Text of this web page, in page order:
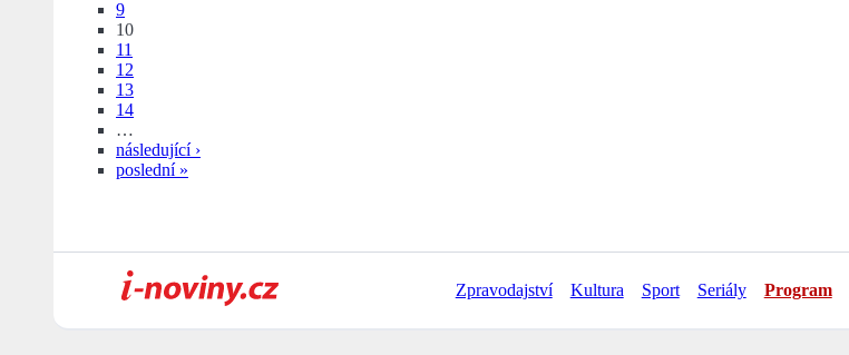
9
10
11
12
13
14
…
následující ›
poslední »
Zpravodajství Kultura Sport Seriály Program